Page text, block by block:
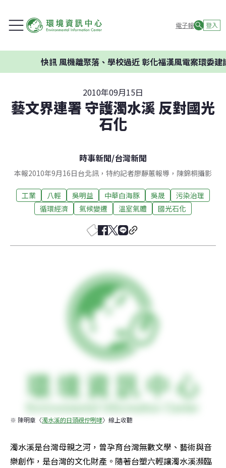
電子報 登入
風機離聚落、學校過近 彰化福漢風電案環委建議不
2010年09月15日
藝文界連署 守護濁水溪 反對國光
石化
時事新聞/台灣新聞
本報2010年9月16日台北訊，特約記者廖靜蕙報導，陳錦桐攝影
工業 八輕 吳明益 中華白海豚 吳晟
污染治理
循環經濟
氣候變遷 溫室氣體 國光石化
※ 陳明章〈濁水溪的日頭覕佇咧哮〉線上收聽
濁水溪是台灣母親之河，曾孕育台灣無數文學、藝術與音
樂創作，是台灣的文化財產。隨著台塑六輕讓濁水溪瀕臨